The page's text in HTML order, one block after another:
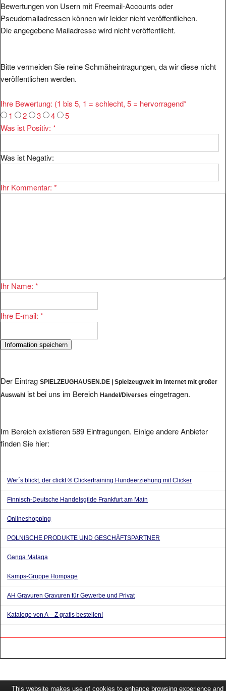
Bewertungen von Usern mit Freemail-Accounts oder
Pseudomailadressen können wir leider nicht veröffentlichen.
Die angegebene Mailadresse wird nicht veröffentlicht.
Bitte vermeiden Sie reine Schmäheintragungen, da wir diese nicht
veröffentlichen werden.
Ihre Bewertung: (1 bis 5, 1 = schlecht, 5 = hervorragend*
1
2 3 4
5
Was ist Positiv: *
Was ist Negativ:
Ihr Kommentar: *
Ihr Name: *
Ihre E-mail: *
Der Eintrag SPIELZEUGHAUSEN.DE | Spielzeugwelt im Internet mit großer
Auswahl ist bei uns im Bereich Handel/Diverses eingetragen.
Im Bereich existieren 589 Eintragungen. Einige andere Anbieter
finden Sie hier:
Wer´s blickt, der clickt ® Clickertraining Hundeerziehung mit Clicker
Finnisch-Deutsche Handelsgilde Frankfurt am Main
Onlineshopping
POLNISCHE PRODUKTE UND GESCHÄFTSPARTNER
Ganga Malaga
Kamps-Gruppe Hompage
AH Gravuren Gravuren für Gewerbe und Privat
Kataloge von A – Z gratis bestellen!
This website makes use of cookies to enhance browsing experience and